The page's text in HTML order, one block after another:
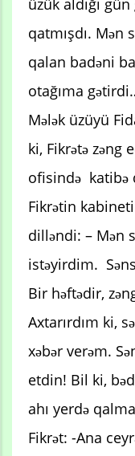
üzük aldığı
qatmışdı. Mən
qalan badəni
otağıma
Mələk üzüyü
ki, Fikrətə zəng
ofisində katibə
Fikrətin
dilləndi: – Mən
istəyirdim.
Bir həftədir,
Axtarırdım ki,
xəbər verəm.
etdin! Bil ki,
ahı yerdə
Fikrət: -Ana